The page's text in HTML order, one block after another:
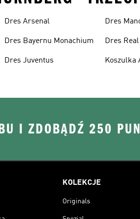
Dres Arsenal
Dres Bayernu Monachium
Dres Juventus
Dres
Dres
Koszulka
I ZDOBĄDŹ 250
KOLEKCJE
Originals